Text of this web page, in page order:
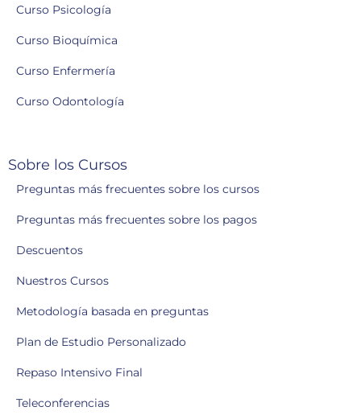
Curso Psicología
Curso Bioquímica
Curso Enfermería
Curso Odontología
Sobre los Cursos
Preguntas más frecuentes sobre los cursos
Preguntas más frecuentes sobre los pagos
Descuentos
Nuestros Cursos
Metodología basada en preguntas
Plan de Estudio Personalizado
Repaso Intensivo Final
Teleconferencias